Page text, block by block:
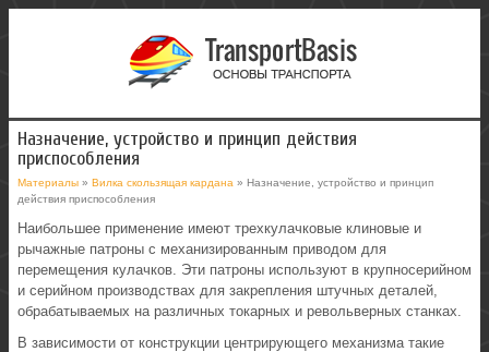
Назначение, устройство и принцип действия
приспособления
Материалы » Вилка скользящая кардана » Назначение, устройство и принцип
действия приспособления
Наибольшее применение имеют трехкулачковые клиновые и
рычажные патроны с механизированным приводом для
перемещения кулачков. Эти патроны используют в крупносерийном
и серийном производствах для закрепления штучных деталей,
обрабатываемых на различных токарных и револьверных станках.
В зависимости от конструкции центрирующего механизма такие